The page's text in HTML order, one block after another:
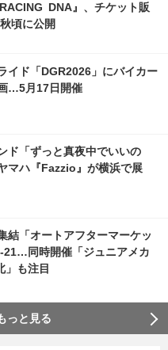
DNA』、チケット販
頃に公開
イド「DGR2026」にバイカー
…5月17日開催
ド「ずっと真夜中でいいの
マハ『Fazzio』が横浜で展
結「オートアフターマーケッ
21…同時開催「ジュニアメカ
」も注目
っと見る